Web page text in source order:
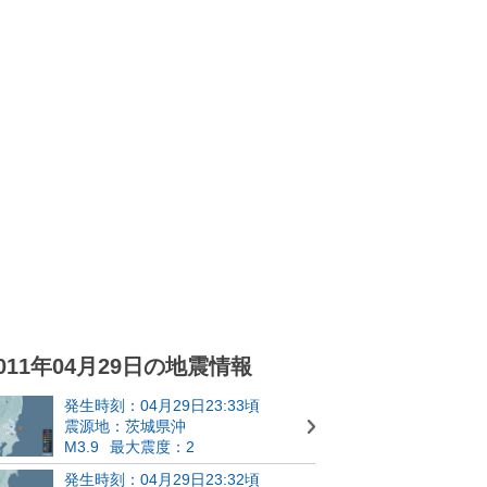
年04月29日の地震情報
発生時刻：04月29日23:33頃
震源地：茨城県沖
M3.9
最大震度：2
発生時刻：04月29日23:32頃